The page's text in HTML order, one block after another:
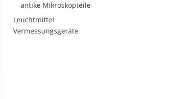
antike Mikroskopteile
Leuchtmittel
Vermessungsgeräte